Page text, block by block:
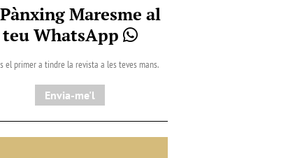
Maresme al
teu WhatsApp
el primer a tindre la revista a les teves mans.
Envia-me'l